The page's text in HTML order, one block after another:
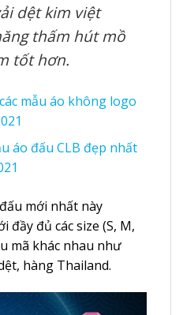
dệt kim việt
thấm hút mồ
tốt hơn.
mẫu áo không logo
áo đấu CLB đẹp nhất
mới nhất này
đầy đủ các size (S, M,
mã khác nhau như
hàng Thailand.